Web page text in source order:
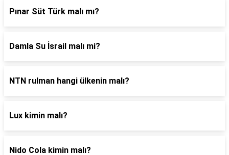
Pınar Süt Türk malı mı?
Damla Su İsrail malı mi?
NTN rulman hangi ülkenin malı?
Lux kimin malı?
Nido Cola kimin malı?